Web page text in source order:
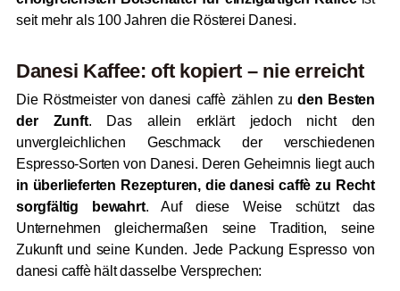
seit mehr als 100 Jahren die Rösterei Danesi.
Danesi Kaffee: oft kopiert – nie erreicht
Die Röstmeister von danesi caffè zählen zuden Besten
der Zunft. Das allein erklärt jedoch nicht den
unvergleichlichen Geschmack der verschiedenen
Espresso-Sorten von Danesi. Deren Geheimnis liegt auch
in überlieferten Rezepturen, die danesi caffè zu Recht
sorgfältig bewahrt. Auf diese Weise schützt das
Unternehmen gleichermaßen seine Tradition, seine
Zukunft und seine Kunden. Jede Packung Espresso von
danesi caffè hält dasselbe Versprechen: